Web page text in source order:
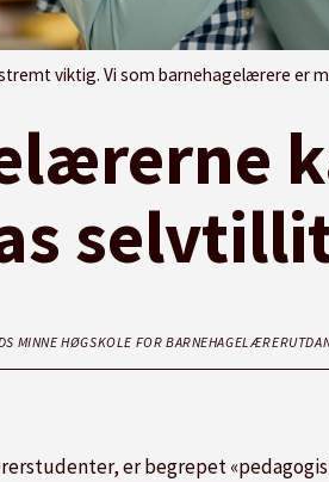
er med på å forme barna, og de avgjørelsene vi tar i en
MINNE HØGSKOLE FOR
er begrepet